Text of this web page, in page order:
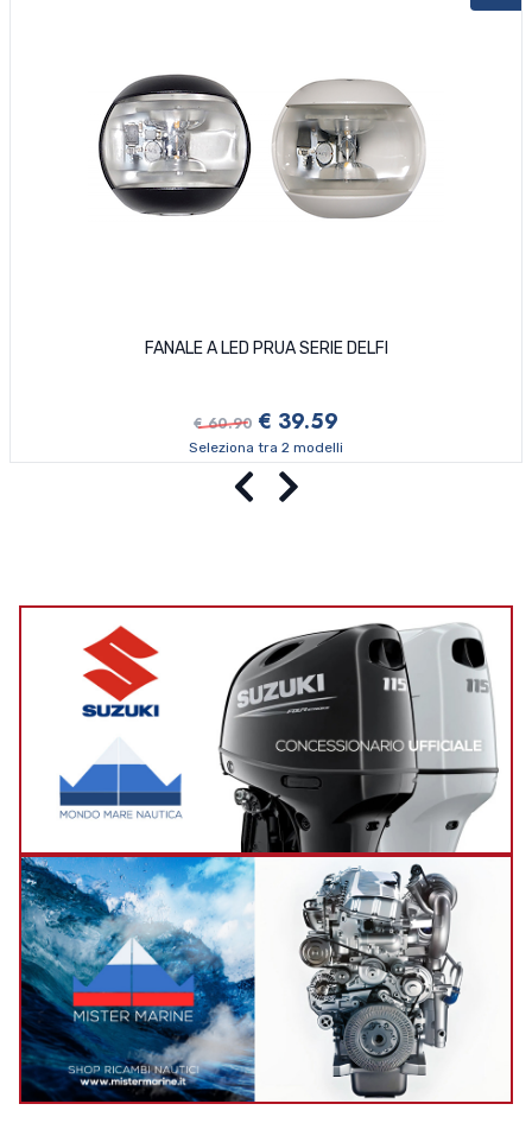
FANALE A LED PRUA SERIE DELFI
€ 60.90 € 39.59
Seleziona tra 2 modelli